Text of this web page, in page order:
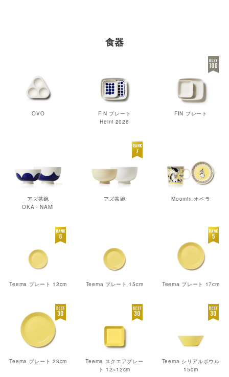
食器
OVO
FIN プレート
Heini 2026
FIN プレート
アズ茶碗
OKA・NAMI
アズ茶碗 Moomin オペラ
Teema プレート 12cm Teema プレート 15cm Teema プレート 17cm
Teema プレート 23cm
Teema スクエアプレー
ト 12×12cm
Teema シリアルボウル
15cm